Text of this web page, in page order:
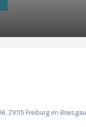
79115 Freiburg im Breisgau